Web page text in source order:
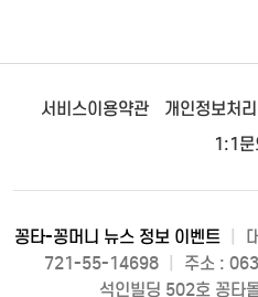
서비스이용약관 개인정보처
1:1문
꽁타-꽁머니 뉴스 정보 이벤트
721-55-14698
주소 :
석인빌딩 502호 꽁타